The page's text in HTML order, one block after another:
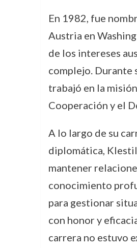
En 1982, fue
Austria en
de los intereses
complejo. Durante
trabajó en la
Cooperación y el
A lo largo de su
diplomática,
mantener
conocimiento
para gestionar
con honor y
carrera no estuvo